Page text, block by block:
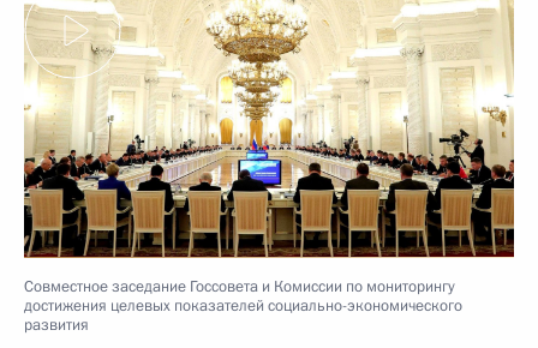
Совместное заседание Госсовета и Комиссии по мониторингу
достижения целевых показателей социально-экономического
развития